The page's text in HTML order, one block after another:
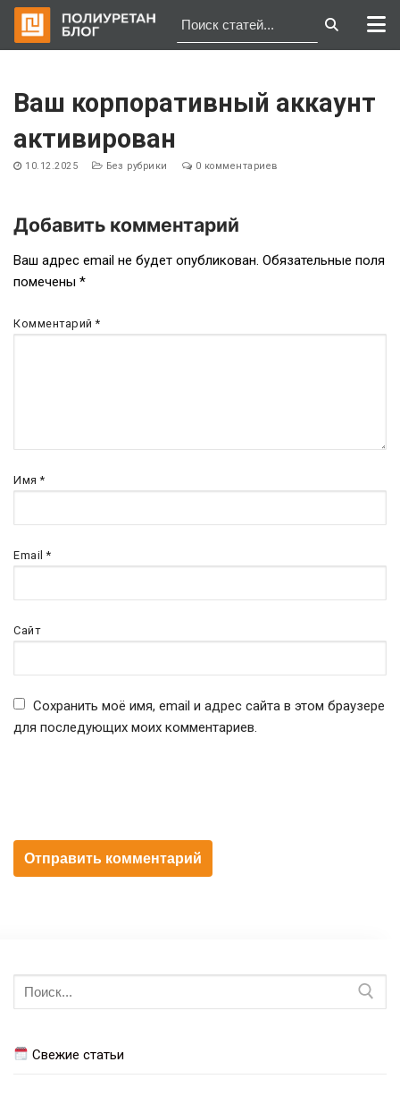
содержимому
Ваш корпоративный аккаунт
активирован
10.12.2025 Без рубрики 0 комментариев
Навигация
по
записям
Добавить комментарий
Ваш адрес email не будет опубликован. Обязательные поля
помечены *
Комментарий*
Имя*
Email*
Сайт
Сохранить моё имя, email и адрес сайта в этом браузере
для последующих моих комментариев.
Искать:
Свежие статьи